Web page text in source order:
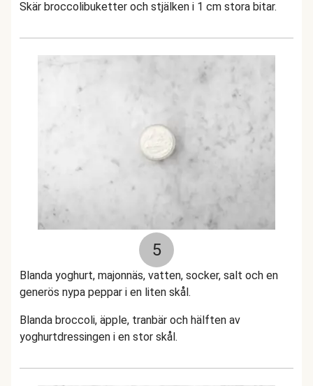
Skär broccolibuketter och stjälken i 1 cm stora bitar.
5
Blanda yoghurt, majonnäs, vatten, socker, salt och en
generös nypa peppar i en liten skål.
Blanda broccoli, äpple, tranbär och hälften av
yoghurtdressingen i en stor skål.